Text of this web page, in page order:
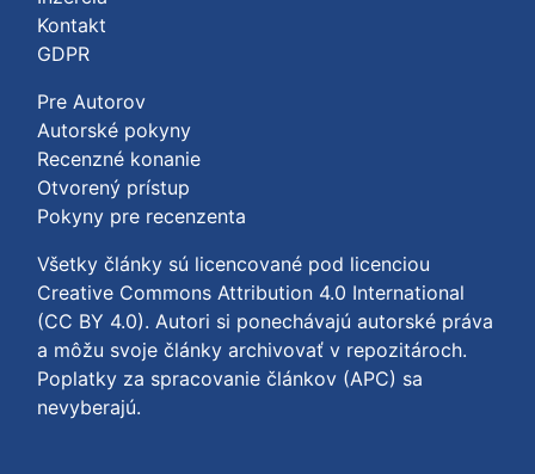
Kontakt
GDPR
Pre Autorov
Autorské pokyny
Recenzné konanie
Otvorený prístup
Pokyny pre recenzenta
Všetky články sú licencované pod licenciou
Creative Commons Attribution 4.0 International
(CC BY 4.0). Autori si ponechávajú autorské práva
a môžu svoje články archivovať v repozitároch.
Poplatky za spracovanie článkov (APC) sa
nevyberajú.